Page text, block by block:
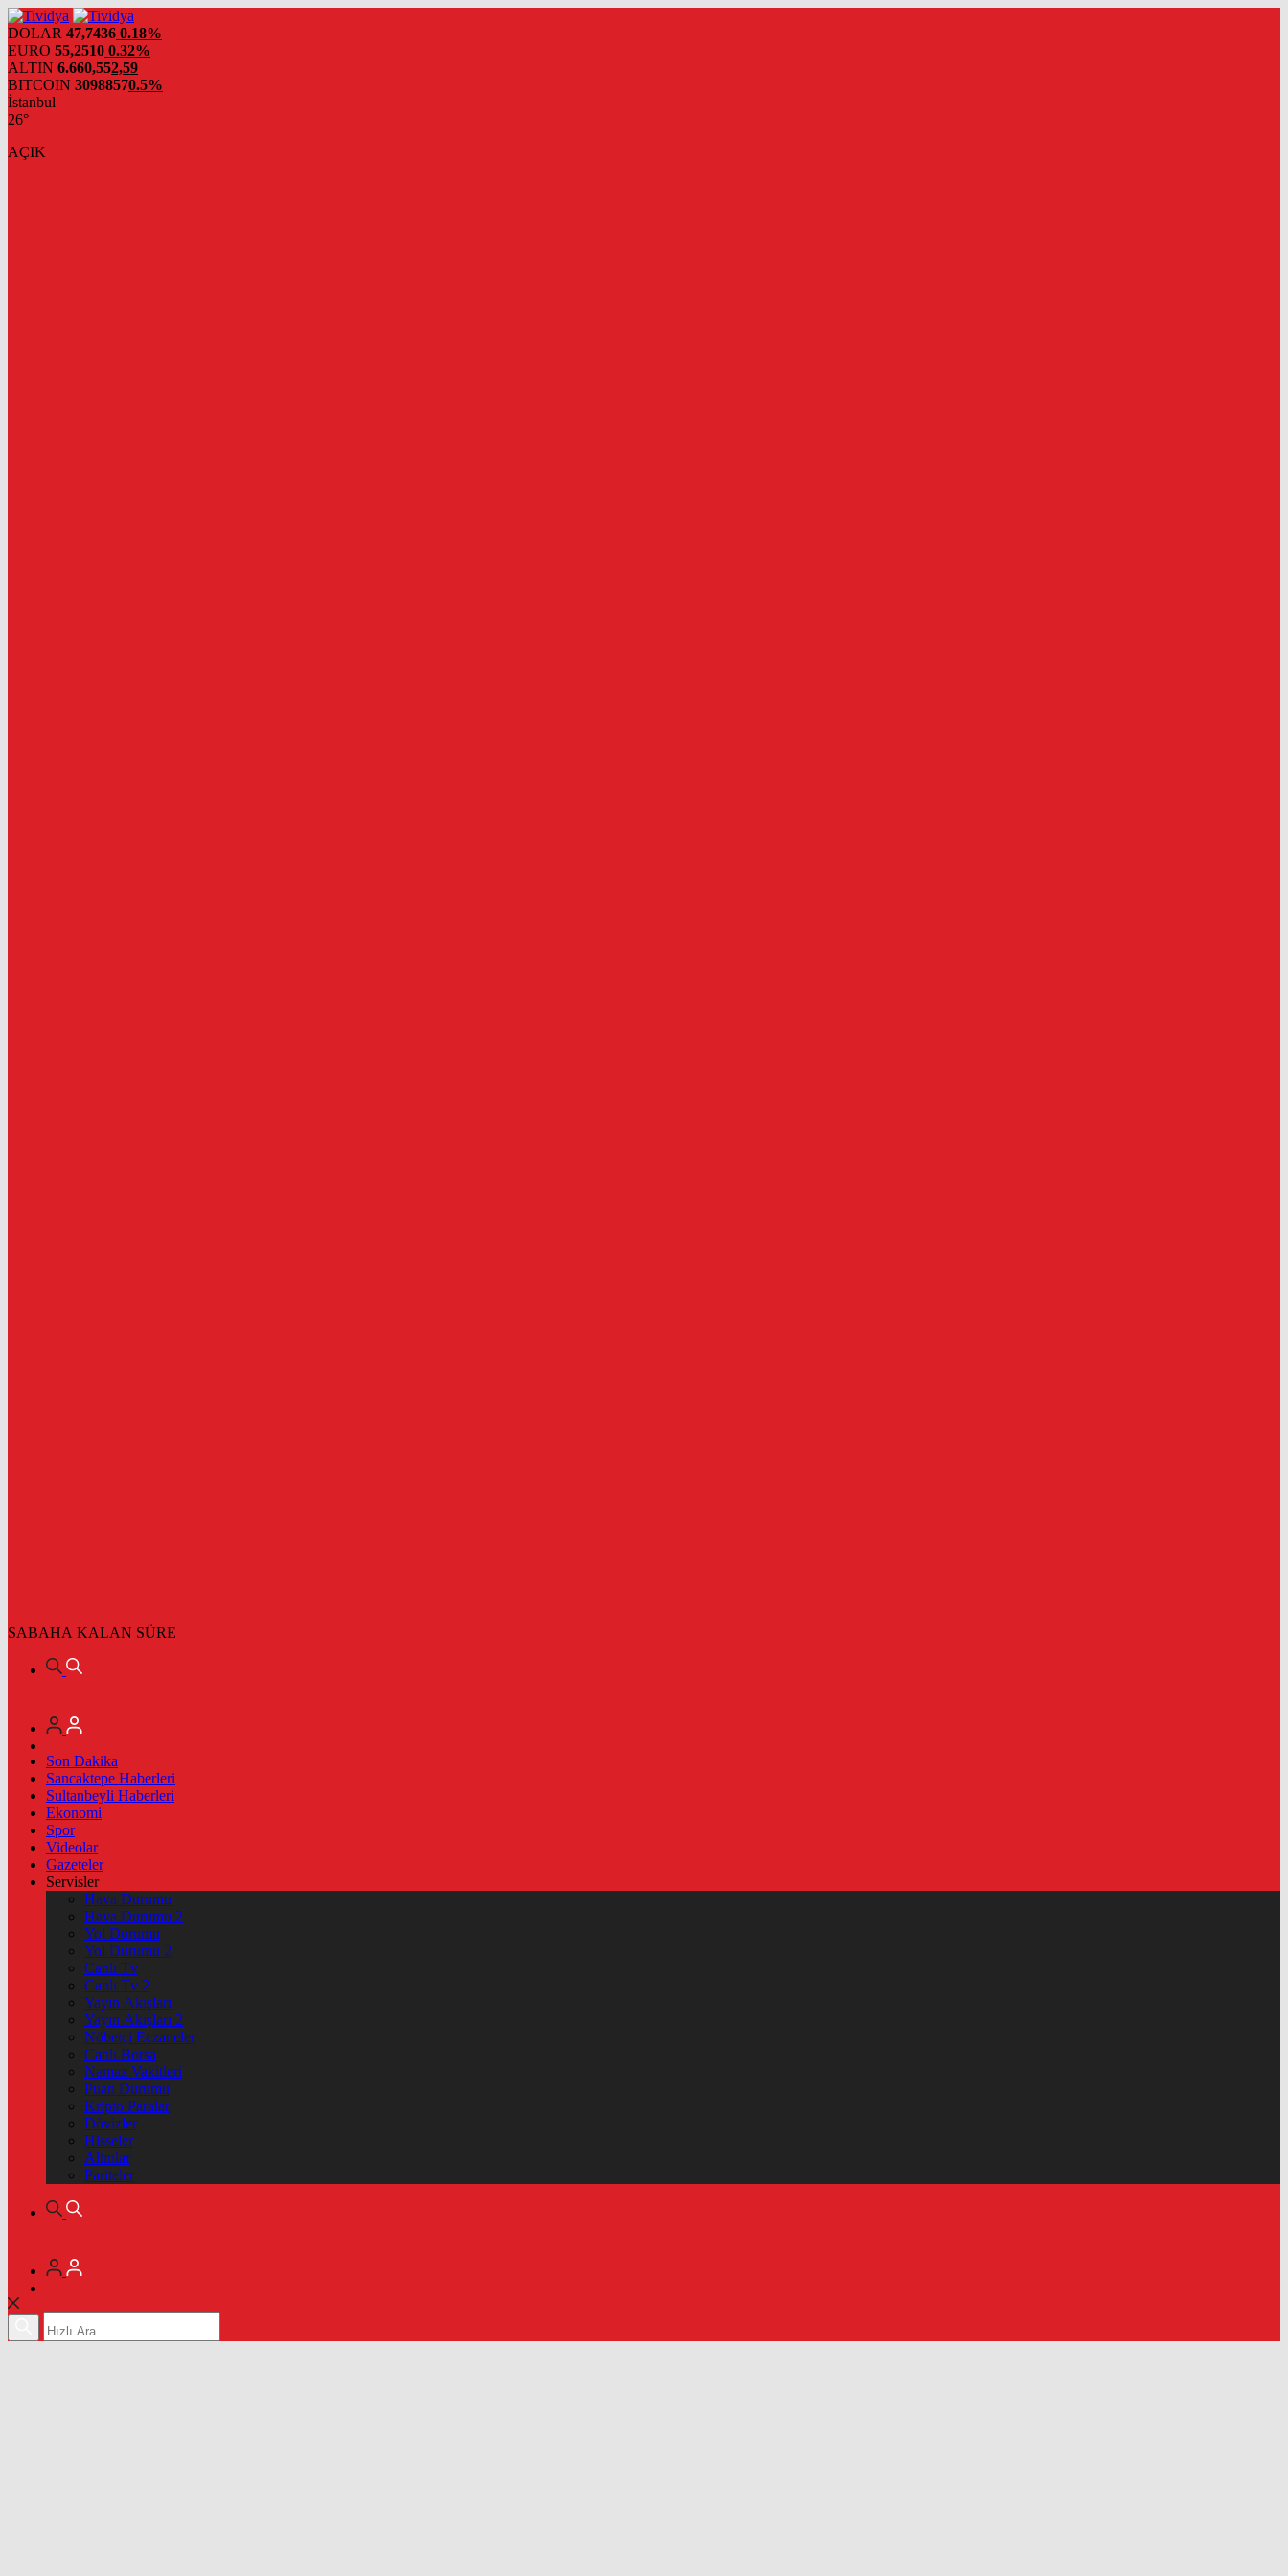
evden
eve
nakliyat
DOLAR 47,7436 0.18%
EURO 55,2510 0.32%
ALTIN 6.660,552,59
BITCOIN 30988570.5%
İstanbul
26°
AÇIK
SABAHA KALAN SÜRE
Son Dakika
Sancaktepe Haberleri
Sultanbeyli Haberleri
Ekonomi
Spor
Videolar
Gazeteler
Servisler
Hava Durumu
Hava Durumu 2
Yol Durumu
Yol Durumu 2
Canlı Tv
Canlı Tv 2
Yayın Akışları
Yayın Akışları 2
Nöbetçi Eczaneler
Canlı Borsa
Namaz Vakitleri
Puan Durumu
Kripto Paralar
Dövizler
Hisseler
Altınlar
Pariteler